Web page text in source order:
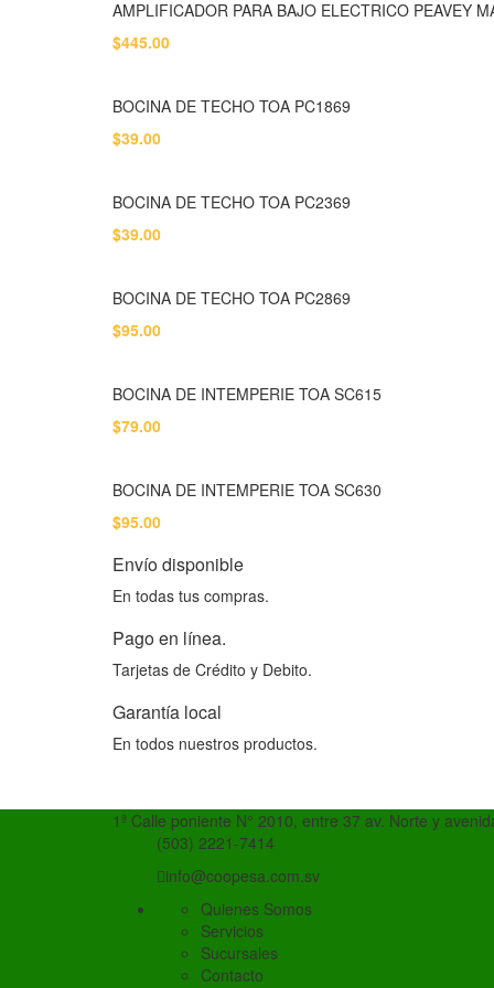
AMPLIFICADOR PARA BAJO ELECTRICO PEAVEY
$445.00
BOCINA DE TECHO TOA PC1869
$39.00
BOCINA DE TECHO TOA PC2369
$39.00
BOCINA DE TECHO TOA PC2869
$95.00
BOCINA DE INTEMPERIE TOA SC615
$79.00
BOCINA DE INTEMPERIE TOA SC630
$95.00
Envío disponible
En todas tus compras.
Pago en línea.
Tarjetas de Crédito y Debito.
Garantía local
En todos nuestros productos.
1ª Calle poniente N° 2010, entre 37 av. Norte y
(503) 2221-7414
info@coopesa.com.sv
Quienes Somos
Servicios
Sucursales
Contacto